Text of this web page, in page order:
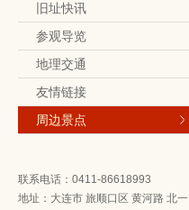
旧址快讯
参观导览
地理交通
友情链接
周边景点
联系电话：0411-86618993
地址：大连市 旅顺口区 黄河路 北一